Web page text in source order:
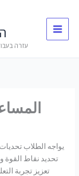
עזרה
يواجه الطلاب تحديات
تحديد نقاط
تعزيز تجربة